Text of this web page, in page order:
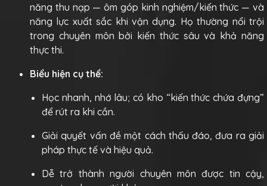
năng thu nạp — ôm góp kinh nghiệm/kiến thức — và
năng lực xuất sắc khi vận dụng. Họ thường nổi trội
trong chuyên môn bởi kiến thức sâu và khả năng
thực thi.
Biểu hiện cụ thể:
Học nhanh, nhớ lâu; có kho “kiến thức chứa đựng”
để rút ra khi cần.
Giải quyết vấn đề một cách thấu đáo, đưa ra giải
pháp thực tế và hiệu quả.
Dễ trở thành người chuyên môn được tin cậy,